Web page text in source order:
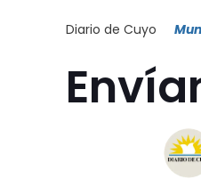
Diario de Cuyo